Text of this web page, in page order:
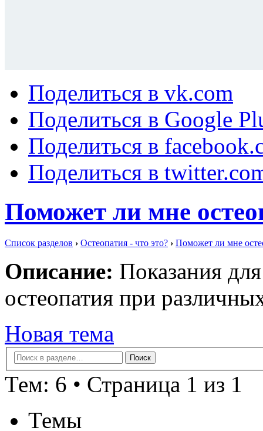
Поделиться в vk.com
Поделиться в Google
Поделиться в
Поделиться в
Поможет ли мне
Список разделов › Остеопатия - что это? › Поможет ли мне
Описание: Показания
остеопатия при
Новая тема
Тем: 6 • Страница 1 из 1
Темы